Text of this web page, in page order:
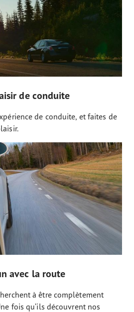
de conduite
de conduite, et faites de
avec la route
à être complètement
fois qu’ils découvrent nos